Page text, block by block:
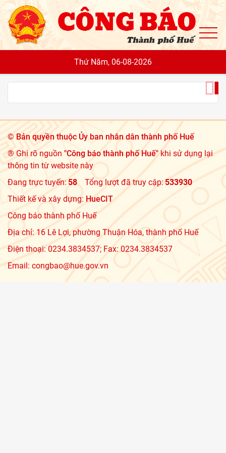
Thứ Năm, 06-08-2026
©Bản quyền thuộc Ủy ban nhân dân thành phố Huế
® Ghi rõ nguồn "Công báo thành phố Huế"khi sử dụng lại
thông tin từ website này
Đang trực tuyến:58 Tổng lượt đã truy cập:533930
Thiết kế và xây dựng: HueCIT
Công báo thành phố Huế
Địa chỉ: 16 Lê Lợi, phường Thuận Hóa, thành phố Huế
Điện thoại: 0234.3834537; Fax: 0234.3834537
Email: congbao@hue.gov.vn